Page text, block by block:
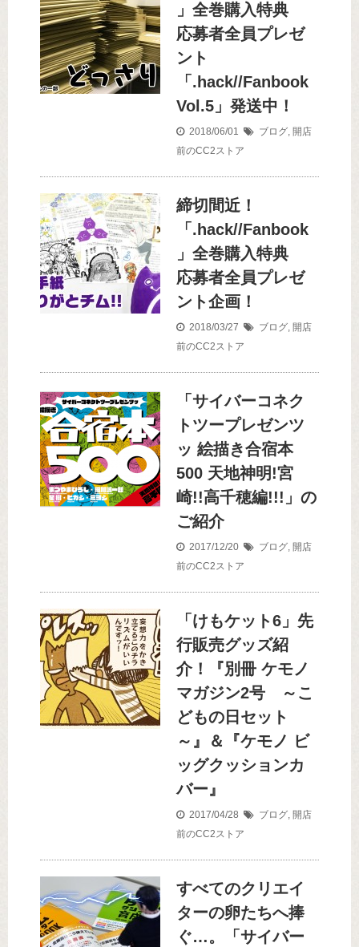
」全巻購入特典
応募者全員プレゼ
ント
「.hack//Fanbook
Vol.5」発送中！
2018/06/01 ブログ, 開店
前のCC2ストア
締切間近！
「.hack//Fanbook
」全巻購入特典
応募者全員プレゼ
ント企画！
2018/03/27 ブログ, 開店
前のCC2ストア
「サイバーコネク
トツープレゼンツ
ッ 絵描き合宿本
500 天地神明!宮
崎!!高千穂編!!!」の
ご紹介
2017/12/20 ブログ, 開店
前のCC2ストア
「けもケット6」先
行販売グッズ紹
介！『別冊 ケモノ
マガジン2号 ～こ
どもの日セット
～』＆『ケモノ ビ
ッグクッションカ
バー』
2017/04/28 ブログ, 開店
前のCC2ストア
すべてのクリエイ
ターの卵たちへ捧
ぐ…。「サイバー